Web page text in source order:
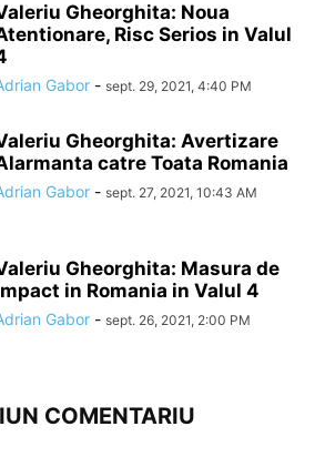
Gheorghita: Noua
Risc Serios in Valul
Gabor - sept. 29, 2021, 4:40 PM
Gheorghita: Avertizare
catre Toata Romania
Gabor - sept. 27, 2021, 10:43 AM
Gheorghita: Masura de
in Romania in Valul 4
Gabor - sept. 26, 2021, 2:00 PM
COMENTARIU